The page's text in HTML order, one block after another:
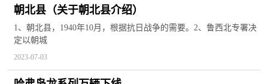
朝北县（关于朝北县介绍）
1、朝北县，1940年10月，根据抗日战争的需要。2、鲁西北专署决
定以朝城
2023-07-03